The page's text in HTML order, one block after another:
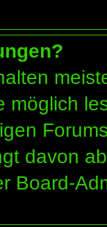
möglich
davon
Board-